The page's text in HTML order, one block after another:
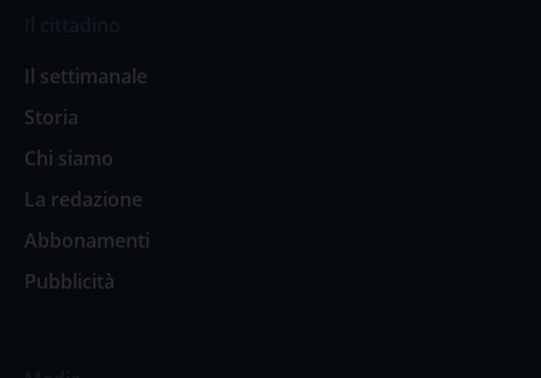
Il settimanale
Storia
Chi siamo
La redazione
Abbonamenti
Pubblicità